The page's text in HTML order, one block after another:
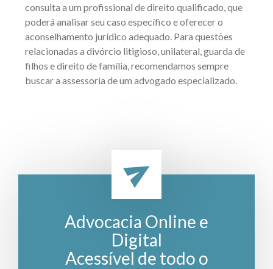
consulta a um profissional de direito qualificado, que
poderá analisar seu caso específico e oferecer o
aconselhamento jurídico adequado. Para questões
relacionadas a divórcio litigioso, unilateral, guarda de
filhos e direito de família, recomendamos sempre
buscar a assessoria de um advogado especializado.
Advocacia Online e
Digital
Acessível de todo o